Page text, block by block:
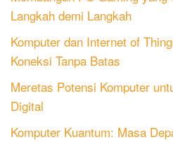
Langkah demi Langkah
Komputer dan Internet of
Koneksi Tanpa Batas
Meretas Potensi Komputer
Digital
Komputer Kuantum: Masa